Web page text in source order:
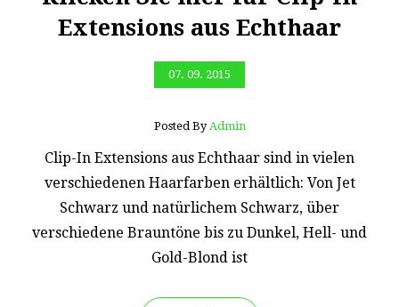
Extensions aus Echthaar
07. 09. 2015
Posted By Admin
Clip-In Extensions aus Echthaar sind in vielen
verschiedenen Haarfarben erhältlich: Von Jet
Schwarz und natürlichem Schwarz, über
verschiedene Brauntöne bis zu Dunkel, Hell- und
Gold-Blond ist